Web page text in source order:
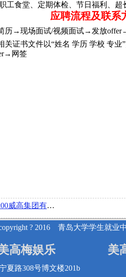
工食堂、定期体检、节日福利、超
应聘流程及联系
历→现场面试/视频面试→发放
关证书文件以“姓名 学历 学校 专业
网签
在博文楼218举行线下宣讲会
? 2016 青岛大学学生就业
高梅娱乐
夏路308号博文楼201b
美